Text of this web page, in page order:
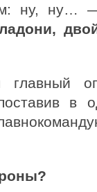
ну, ну…
в